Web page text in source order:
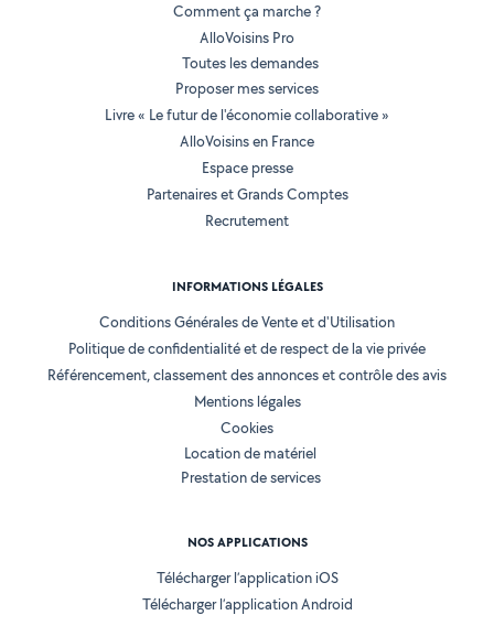
Comment ça marche ?
AlloVoisins Pro
Toutes les demandes
Proposer mes services
Livre « Le futur de l'économie collaborative »
AlloVoisins en France
Espace presse
Partenaires et Grands Comptes
Recrutement
INFORMATIONS LÉGALES
Conditions Générales de Vente et d'Utilisation
Politique de confidentialité et de respect de la vie privée
Référencement, classement des annonces et contrôle des avis
Mentions légales
Cookies
Location de matériel
Prestation de services
NOS APPLICATIONS
Télécharger l’application iOS
Télécharger l’application Android